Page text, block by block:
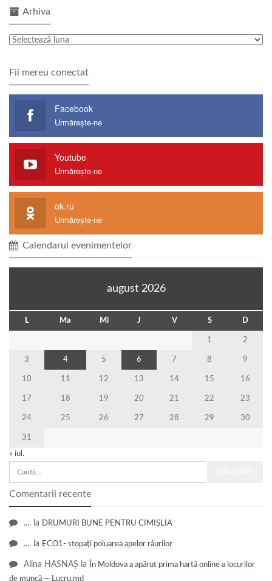
Arhiva
Arhiva
Fii mereu conectat
Facebook
Urmărește-ne
Youtube
Urmărește-ne
ok.ru
Urmărește-ne
Calendarul evenimentelor
august 2026
L Ma Mi J V S D
1 2
3 4 5 6 7 8 9
10 11 12 13 14 15 16
17 18 19 20 21 22 23
24 25 26 27 28 29 30
31
« iul.
Comentarii recente
.... la DRUMURI BUNE PENTRU CIMIȘLIA
.... la ECO1- stopați poluarea apelor râurilor
Alina HASNAȘ la
În Moldova a apărut prima hartă online a locurilor
de muncă — Lucru.md